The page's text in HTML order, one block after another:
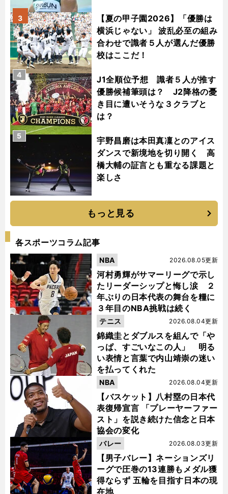
【夏の甲子園2026】「優勝は
横浜じゃない」 波乱必至の組み
合わせで識者５人が選んだ優勝
校はここだ！
3
J1全順位予想 識者５人が推す
優勝候補筆頭は？ J2降格の憂
き目に遭いそうな３クラブと
は？
4
宇野昌磨は本田真凜とのアイス
ダンスで新境地を切り開く 高
橋大輔の証言とも重なる課題と
楽しさ
5
もっと見る
各スポーツコラム記事
河村勇輝がサマーリーグで示し
たリーダーシップと悔し涙 ２
年ぶりの日本代表の舞台を糧に
３年目のNBA挑戦は続く
2026.08.05更新
NBA
錦織圭とダブルスを組んで「や
っぱ、すごいなこの人」 明る
い表情と言葉で内山靖崇の迷い
を払ってくれた
2026.08.04更新
テニス
【バスケット】八村塁の日本代
表復帰宣言 「プレーヤーファー
スト」を説き続けた信念と日本
協会の変化
2026.08.04更新
NBA
【男子バレー】ネーションズリ
ーグで圧巻の13連勝もメダル獲
得ならず 五輪を目指す日本の現
在地
2026.08.03更新
バレー